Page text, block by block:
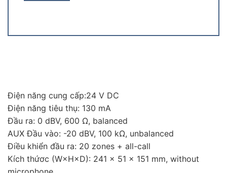
Điện năng cung cấp:24 V DC
Điện năng tiêu thụ: 130 mA
Đầu ra: 0 dBV, 600 Ω, balanced
AUX Đầu vào: -20 dBV, 100 kΩ, unbalanced
Điều khiển đầu ra: 20 zones + all-call
Kích thứơc (W×H×D): 241 × 51 × 151 mm, without